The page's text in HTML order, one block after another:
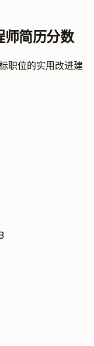
师简历分数
职位的实用改进建